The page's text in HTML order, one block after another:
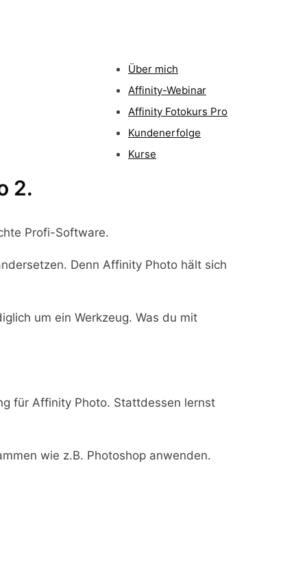
Über mich
Affinity-Webinar
Affinity Fotokurs Pro
Kundenerfolge
Kurse
2.
Profi-Software.
Denn Affinity Photo hält sich
um ein Werkzeug. Was du mit
für Affinity Photo. Stattdessen lernst
wie z.B. Photoshop anwenden.